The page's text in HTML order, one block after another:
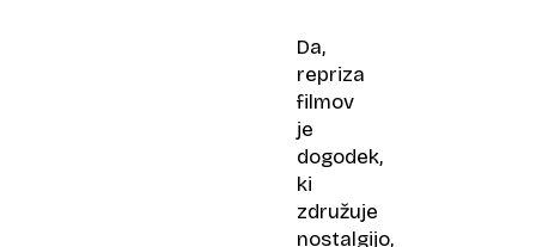
Da,
repriza
filmov
je
dogodek,
ki
združuje
nostalgijo,